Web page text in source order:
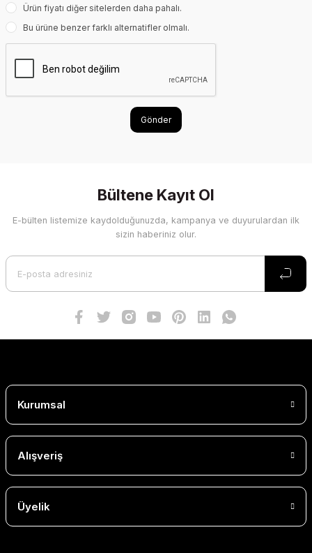
Ürün fiyatı diğer sitelerden daha pahalı.
Bu ürüne benzer farklı alternatifler olmalı.
Gönder
Bültene Kayıt Ol
E-bülten listemize kaydolduğunuzda, kampanya ve duyurulardan ilk
sizin haberiniz olur.
Kurumsal
Alışveriş
Üyelik